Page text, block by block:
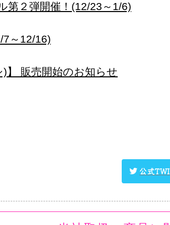
第２弾開催！(12/23～1/6)
7～12/16)
)】 販売開始のお知らせ